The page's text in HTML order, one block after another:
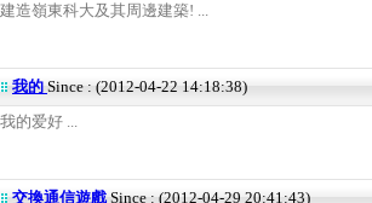
建造嶺東科大及其周邊建築! ...
我的 Since : (2012-04-22 14:18:38)
我的爱好 ...
交換通信遊戲Since : (2012-04-29 20:41:43)